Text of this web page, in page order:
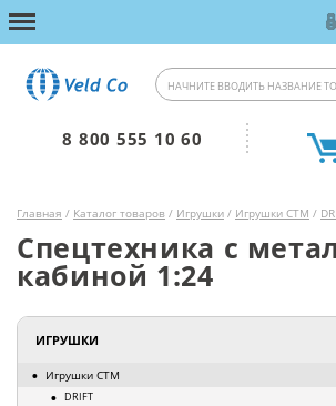
8 800 555 10 60
Главная / Каталог товаров / Игрушки / Игрушки СТМ /
Спецтехника с
кабиной 1:24
ИГРУШКИ
Игрушки СТМ
DRIFT